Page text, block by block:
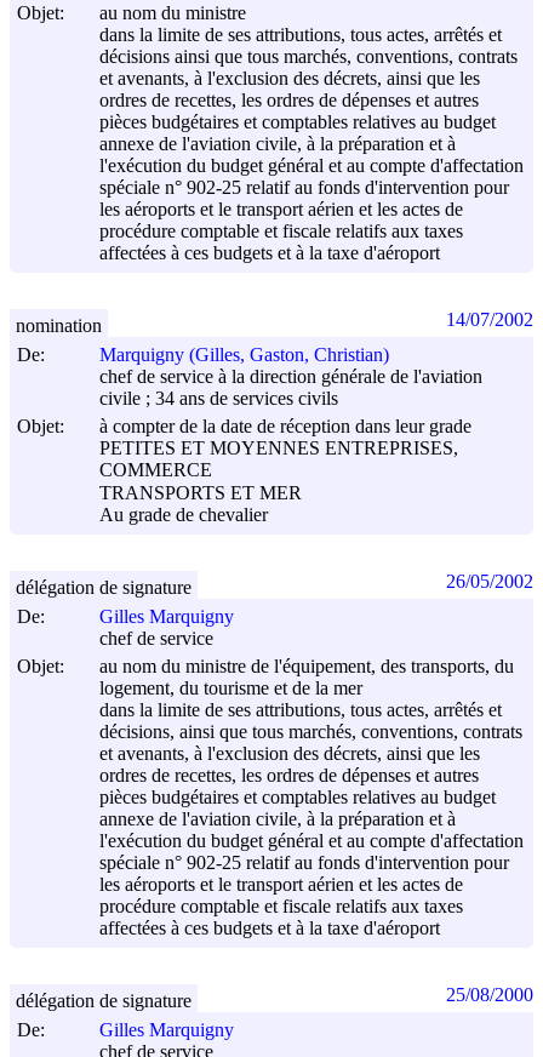
Objet:
au nom du ministre
dans la limite de ses attributions, tous actes, arrêtés et
décisions ainsi que tous marchés, conventions, contrats
et avenants, à l'exclusion des décrets, ainsi que les
ordres de recettes, les ordres de dépenses et autres
pièces budgétaires et comptables relatives au budget
annexe de l'aviation civile, à la préparation et à
l'exécution du budget général et au compte d'affectation
spéciale n° 902-25 relatif au fonds d'intervention pour
les aéroports et le transport aérien et les actes de
procédure comptable et fiscale relatifs aux taxes
affectées à ces budgets et à la taxe d'aéroport
De:
Marquigny (Gilles, Gaston, Christian)
chef de service à la direction générale de l'aviation
civile ; 34 ans de services civils
Objet:
à compter de la date de réception dans leur grade
PETITES ET MOYENNES ENTREPRISES,
COMMERCE
TRANSPORTS ET MER
Au grade de chevalier
nomination 14/07/2002
De:
Gilles Marquigny
chef de service
Objet:
au nom du ministre de l'équipement, des transports, du
logement, du tourisme et de la mer
dans la limite de ses attributions, tous actes, arrêtés et
décisions, ainsi que tous marchés, conventions, contrats
et avenants, à l'exclusion des décrets, ainsi que les
ordres de recettes, les ordres de dépenses et autres
pièces budgétaires et comptables relatives au budget
annexe de l'aviation civile, à la préparation et à
l'exécution du budget général et au compte d'affectation
spéciale n° 902-25 relatif au fonds d'intervention pour
les aéroports et le transport aérien et les actes de
procédure comptable et fiscale relatifs aux taxes
affectées à ces budgets et à la taxe d'aéroport
délégation de signature 26/05/2002
De:
Gilles Marquigny
chef de service
délégation de signature 25/08/2000